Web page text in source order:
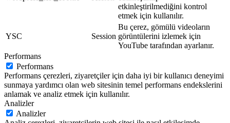
etkinleştirilmediğini kontrol
etmek için kullanılır.
YSC Session
Bu çerez, gömülü videoların
görüntülerini izlemek için
YouTube tarafından ayarlanır.
Performans
Performans
Performans çerezleri, ziyaretçiler için daha iyi bir kullanıcı deneyimi
sunmaya yardımcı olan web sitesinin temel performans endekslerini
anlamak ve analiz etmek için kullanılır.
Analizler
Analizler